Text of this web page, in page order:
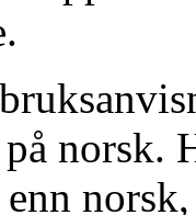
norsk.